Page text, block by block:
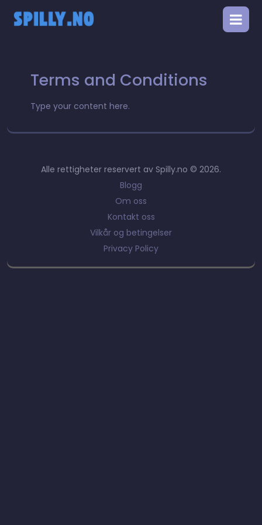
Terms and Conditions
Type your content here.
Alle rettigheter reservert av Spilly.no © 2026.
Blogg
Om oss
Kontakt oss
Vilkår og betingelser
Privacy Policy